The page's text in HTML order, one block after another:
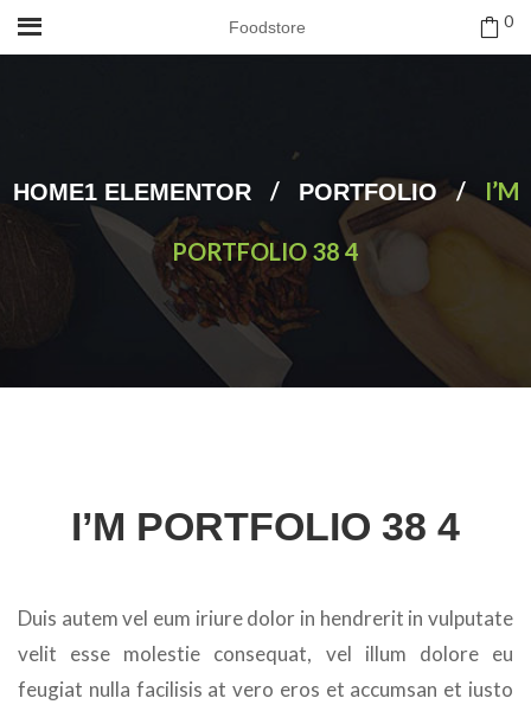
Foodstore 0
HOME1 ELEMENTOR / PORTFOLIO / I’M
PORTFOLIO 38 4
I’M PORTFOLIO 38 4
Duis autem vel eum iriure dolor in hendrerit in vulputate
velit esse molestie consequat, vel illum dolore eu
feugiat nulla facilisis at vero eros et accumsan et iusto